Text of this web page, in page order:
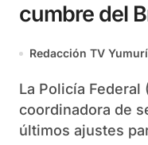
cumbre del
Redacción TV Yumurí
La Policía Federal (PF) de Brasil, como
coordinadora de
últimos ajustes